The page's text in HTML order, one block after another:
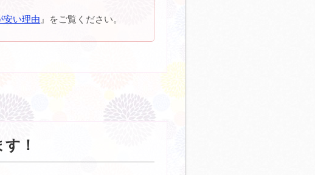
安い理由 』をご覧ください。
！